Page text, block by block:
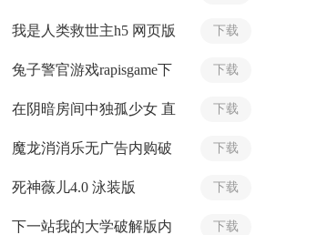
我是人类救世主h5 网页版 下载
兔子警官游戏rapisgame下
下载
在阴暗房间中独孤少女 直
下载
魔龙消消乐无广告内购破
下载
死神薇儿4.0 泳装版 下载
下一站我的大学破解版内
下载